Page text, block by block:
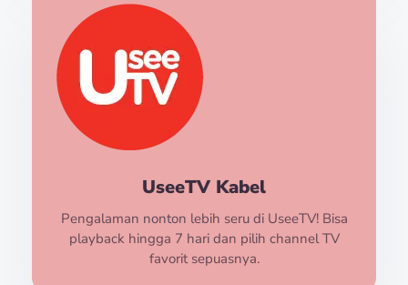
UseeTV Kabel
Pengalaman nonton lebih seru di UseeTV! Bisa
playback hingga 7 hari dan pilih channel TV
favorit sepuasnya.